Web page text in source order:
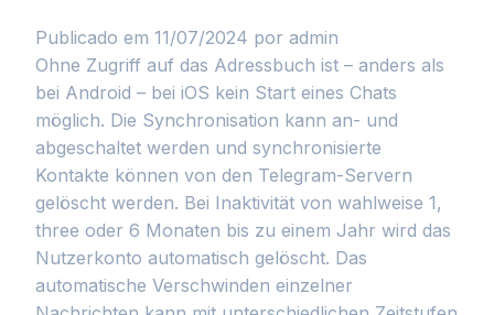
Publicado em 11/07/2024 por admin
Ohne Zugriff auf das Adressbuch ist – anders als
bei Android – bei iOS kein Start eines Chats
möglich. Die Synchronisation kann an- und
abgeschaltet werden und synchronisierte
Kontakte können von den Telegram-Servern
gelöscht werden. Bei Inaktivität von wahlweise 1,
three oder 6 Monaten bis zu einem Jahr wird das
Nutzerkonto automatisch gelöscht. Das
automatische Verschwinden einzelner